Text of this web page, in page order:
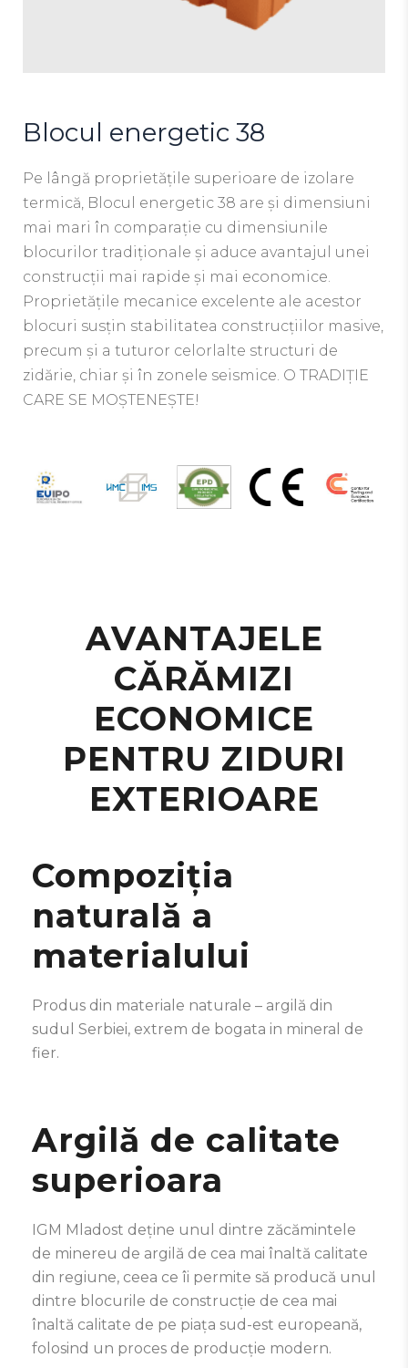
Blocul energetic 38
Pe lângă proprietățile superioare de izolare
termică, Blocul energetic 38 are și dimensiuni
mai mari în comparație cu dimensiunile
blocurilor tradiționale și aduce avantajul unei
construcții mai rapide și mai economice.
Proprietățile mecanice excelente ale acestor
blocuri susțin stabilitatea construcțiilor masive,
precum și a tuturor celorlalte structuri de
zidărie, chiar și în zonele seismice. O TRADIȚIE
CARE SE MOȘTENEȘTE!
AVANTAJELE
CĂRĂMIZI
ECONOMICE
PENTRU ZIDURI
EXTERIOARE
Compoziția
naturală a
materialului
Produs din materiale naturale – argilă din
sudul Serbiei, extrem de bogata in mineral de
fier.
Argilă de calitate
superioara
IGM Mladost deține unul dintre zăcămintele
de minereu de argilă de cea mai înaltă calitate
din regiune, ceea ce îi permite să producă unul
dintre blocurile de construcție de cea mai
înaltă calitate de pe piața sud-est europeană,
folosind un proces de producție modern.